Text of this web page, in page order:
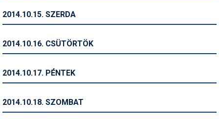
Símánia
Síszerviz
2014.10.15. SZERDA
2014.10.16. CSÜTÖRTÖK
2014.10.17. PÉNTEK
2014.10.18. SZOMBAT